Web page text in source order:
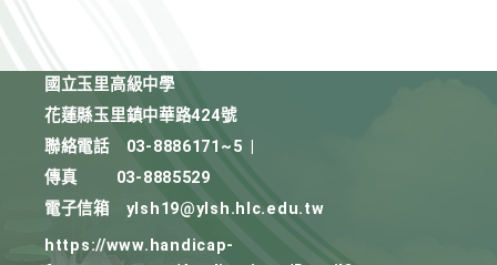
國立玉里高級中學
花蓮縣玉里鎮中華路424號
聯絡電話
03-8886171~5
傳真
03-8885529
電子信箱
ylsh19@ylsh.hlc.edu.tw
https://www.handicap-